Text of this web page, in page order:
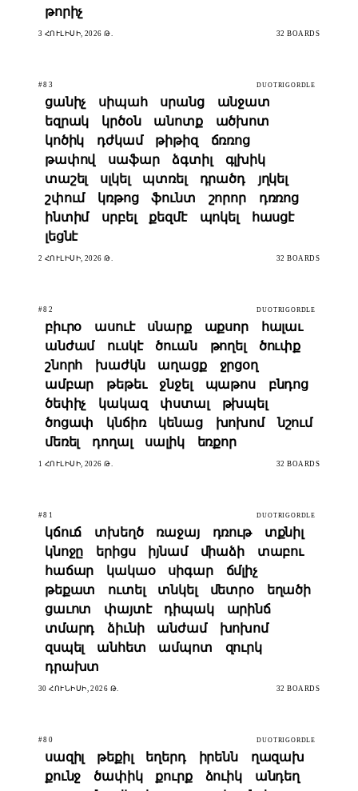
թորիչ
3 ՀՈՒԼԻՍԻ, 2026 Թ. 32 BOARDS
#83 DUOTRIGORDLE
ցանիչ սիպահ սրանց
անջատ
եզրակ
կրծօն անոտք
ածխոտ
կոծիկ
դժկամ թիթիզ
ճռռոց
թափով
սաֆար ձգտիլ
գլխիկ
տաշել
սլկել պտռել դրածդ
յղկել
շփում
կռթոց ֆունտ շորոր
դռռոց
ինտիմ
սրբել քեզմէ պոկել
հասցէ
լեցնէ
2 ՀՈՒԼԻՍԻ, 2026 Թ. 32 BOARDS
#82 DUOTRIGORDLE
բիւրօ ասուէ սնարք աքսոր
հալաւ
անժամ
ուսկէ ծուան թողել
ծուփք
շնորհ
խաժկն աղացք
ջրցօղ
ամբար
թեթեւ ջնջել պաթոս
բնդոց
ծեփիչ
կակազ փստալ
թխպել
ծոցափ
կնճիռ կենաց խոխոմ
նշում
մեռել
դողալ սալիկ եռքոր
1 ՀՈՒԼԻՍԻ, 2026 Թ. 32 BOARDS
#81 DUOTRIGORDLE
կճուճ տխեղծ ռաջայ դռութ
տքնիլ
կնոջը
երիցս իյնամ միաձի
տաբու
հաճար
կակաօ սիգար
ճմլիչ
թեքատ
ուտել տնկել մետրօ
եղածի
ցաւոտ
փայտէ դիպակ
արինճ
տմարդ
ձիւնի անժամ
խոխոմ
զսպել
անհետ ամպոտ
զուրկ
դրախտ
30 ՀՈՒՆԻՍԻ, 2026 Թ. 32 BOARDS
#80 DUOTRIGORDLE
սազիլ թեքիլ եղերդ իրենն
ղազախ
քունջ
ծափիկ քուրք ձուիկ
անդեղ